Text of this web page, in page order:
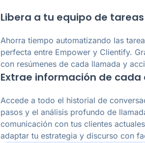
Libera a tu equipo de
Ahorra tiempo automatizando las
perfecta entre Empower y Clientify.
con resúmenes de cada llamada y
Extrae información de cada
Accede a todo el historial de
pasos y el análisis profundo de
comunicación con tus clientes
adaptar tu estrategia y discurso con